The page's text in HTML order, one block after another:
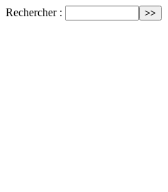
Rechercher :